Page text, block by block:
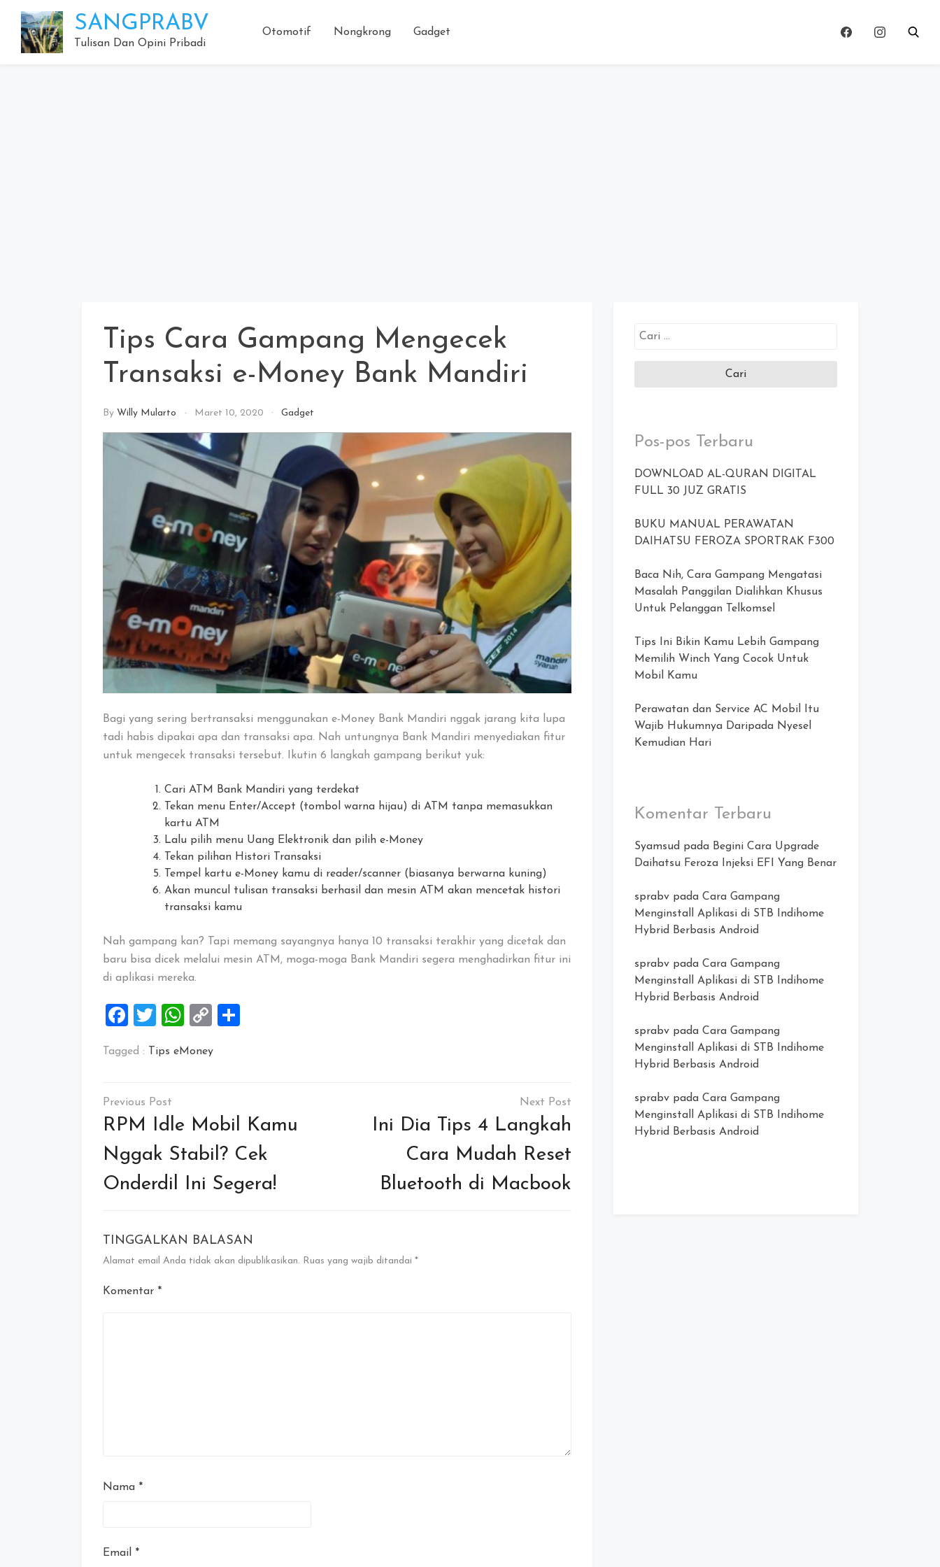
content
SANGPRABV
Tulisan Dan Opini Pribadi
Otomotif Nongkrong Gadget
Tips Cara Gampang Mengecek
Transaksi e-Money Bank Mandiri
By Willy Mularto Maret 10, 2020 Gadget
Bagi yang sering bertransaksi menggunakan e-Money Bank Mandiri nggak jarang kita lupa
tadi habis dipakai apa dan transaksi apa. Nah untungnya Bank Mandiri menyediakan fitur
untuk mengecek transaksi tersebut. Ikutin 6 langkah gampang berikut yuk:
Cari ATM Bank Mandiri yang terdekat
Tekan menu Enter/Accept (tombol warna hijau) di ATM tanpa memasukkan
kartu ATM
Lalu pilih menu Uang Elektronik dan pilih e-Money
Tekan pilihan Histori Transaksi
Tempel kartu e-Money kamu di reader/scanner (biasanya berwarna kuning)
Akan muncul tulisan transaksi berhasil dan mesin ATM akan mencetak histori
transaksi kamu
Nah gampang kan? Tapi memang sayangnya hanya 10 transaksi terakhir yang dicetak dan
baru bisa dicek melalui mesin ATM, moga-moga Bank Mandiri segera menghadirkan fitur ini
di aplikasi mereka.
Facebook
TwitterWhatsApp
Copy
Tagged : Tips eMoney
Navigasi
pos
RPM Idle Mobil Kamu
Nggak Stabil? Cek
Onderdil Ini Segera!
Ini Dia Tips 4 Langkah
Cara Mudah Reset
Bluetooth di Macbook
TINGGALKAN BALASAN
Alamat email Anda tidak akan dipublikasikan. Ruas yang wajib ditandai *
Komentar *
Nama *
Email *
Cari
Pos-pos Terbaru
DOWNLOAD AL-QURAN DIGITAL
FULL 30 JUZ GRATIS
BUKU MANUAL PERAWATAN
DAIHATSU FEROZA SPORTRAK F300
Baca Nih, Cara Gampang Mengatasi
Masalah Panggilan Dialihkan Khusus
Untuk Pelanggan Telkomsel
Tips Ini Bikin Kamu Lebih Gampang
Memilih Winch Yang Cocok Untuk
Mobil Kamu
Perawatan dan Service AC Mobil Itu
Wajib Hukumnya Daripada Nyesel
Kemudian Hari
Komentar Terbaru
Syamsud pada Begini Cara Upgrade
Daihatsu Feroza Injeksi EFI Yang Benar
sprabv pada Cara Gampang
Menginstall Aplikasi di STB Indihome
Hybrid Berbasis Android
sprabv pada Cara Gampang
Menginstall Aplikasi di STB Indihome
Hybrid Berbasis Android
sprabv pada Cara Gampang
Menginstall Aplikasi di STB Indihome
Hybrid Berbasis Android
sprabv pada Cara Gampang
Menginstall Aplikasi di STB Indihome
Hybrid Berbasis Android